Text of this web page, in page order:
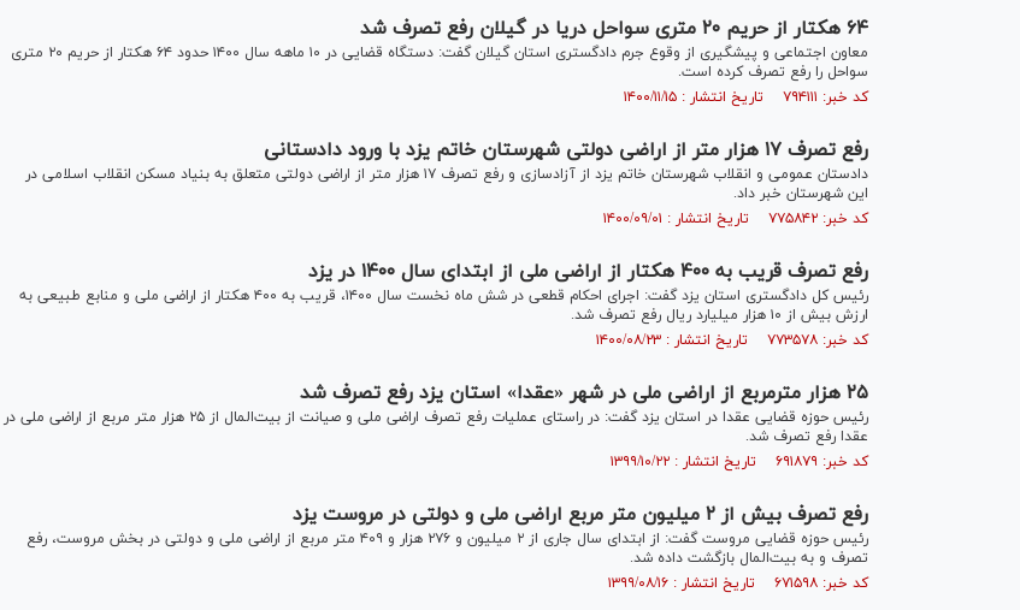
۶۴ هکتار از حریم ۲۰ متری سواحل دریا در گیلان رفع تصرف شد
معاون اجتماعی و پیشگیری از وقوع جرم دادگستری استان گیلان گفت: دستگاه قضایی در ۱۰ ماهه سال ۱۴۰۰ حدود ۶۴ هکتار از حریم ۲۰ متری
سواحل را رفع تصرف کرده است.
کد خبر: ۷۹۴۱۱۱ تاریخ انتشار : ۱۴۰۰/۱۱/۱۵
رفع تصرف ۱۷ هزار متر از اراضی دولتی شهرستان خاتم یزد با ورود دادستانی
دادستان عمومی و انقلاب شهرستان خاتم یزد از آزادسازی و رفع تصرف ۱۷ هزار متر از اراضی دولتی متعلق به بنیاد مسکن انقلاب اسلامی در
این شهرستان خبر داد.
کد خبر: ۷۷۵۸۴۲ تاریخ انتشار : ۱۴۰۰/۰۹/۰۱
رفع تصرف قریب به ۴۰۰ هکتار از اراضی ملی از ابتدای سال ۱۴۰۰ در یزد
رئیس کل دادگستری استان یزد گفت: اجرای احکام قطعی در شش ماه نخست سال ۱۴۰۰، قریب به ۴۰۰ هکتار از اراضی ملی و منابع طبیعی به
ارزش بیش از ۱۰ هزار میلیارد ریال رفع تصرف شد.
کد خبر: ۷۷۳۵۷۸ تاریخ انتشار : ۱۴۰۰/۰۸/۲۳
۲۵ هزار مترمربع از اراضی ملی در شهر «عقدا» استان یزد رفع تصرف شد
رئیس حوزه قضایی عقدا در استان یزد گفت: در راستای عملیات رفع تصرف اراضی ملی و صیانت از بیت‌المال از ۲۵ هزار متر مربع از اراضی ملی در
عقدا رفع تصرف شد.
کد خبر: ۶۹۱۸۷۹ تاریخ انتشار : ۱۳۹۹/۱۰/۲۲
رفع تصرف بیش از ۲ میلیون متر مربع اراضی ملی و دولتی در مروست یزد
رئیس حوزه قضایی مروست گفت: از ابتدای سال جاری از ۲ میلیون و ۲۷۶ هزار و ۴۰۹ متر مربع از اراضی ملی و دولتی در بخش مروست، رفع
تصرف و به بیت‌المال بازگشت داده شد.
کد خبر: ۶۷۱۵۹۸ تاریخ انتشار : ۱۳۹۹/۰۸/۱۶